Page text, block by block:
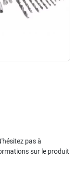
pas à
sur le produit